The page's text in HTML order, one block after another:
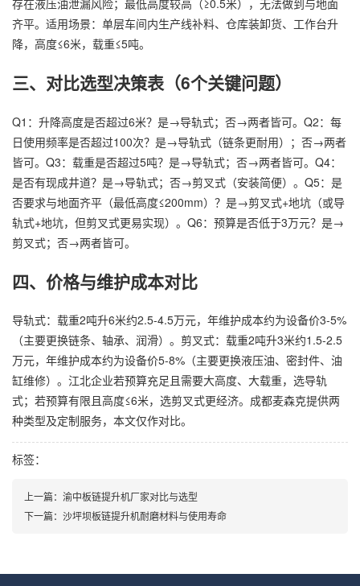
齐平。适用场景：单层车间内生产线补料、仓库装卸货、工作台升
降，高度≤6米，载重≤5吨。
三、对比选型决策表（6个关键问题）
Q1：升降高度是否超过6米？是→导轨式；否→两者皆可。Q2：每
日使用频率是否超过100次？是→导轨式（链条更耐用）；否→两者
皆可。Q3：载重是否超过5吨？是→导轨式；否→两者皆可。Q4：
是否有现成井道？是→导轨式；否→剪叉式（安装简便）。Q5：是
否要求与地面齐平（最低高度≤200mm）？是→剪叉式+地坑（或导
轨式+地坑，但剪叉式更易实现）。Q6：预算是否低于3万元？是→
剪叉式；否→两者皆可。
四、价格与维护成本对比
导轨式：载重2吨升6米约2.5-4.5万元，年维护成本约为设备价3-5%
（主要更换链条、轴承、润滑）。剪叉式：载重2吨升3米约1.5-2.5
万元，年维护成本约为设备价5-8%（主要更换液压油、密封件、油
缸维修）。江北企业若预算充足且需要大高度、大载重，选导轨
式；若预算有限且高度≤6米，选剪叉式更经济。成都麦森克提供两
种类型及定制服务，本文仅作对比。
标签：
上一篇： 渝中板链提升机厂家对比与选型
下一篇： 沙坪坝板链提升机耐磨材料与使用寿命